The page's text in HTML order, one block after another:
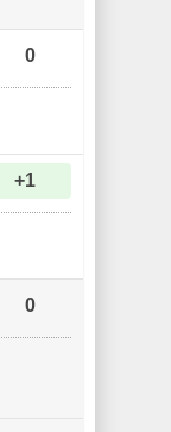
0
+1
0